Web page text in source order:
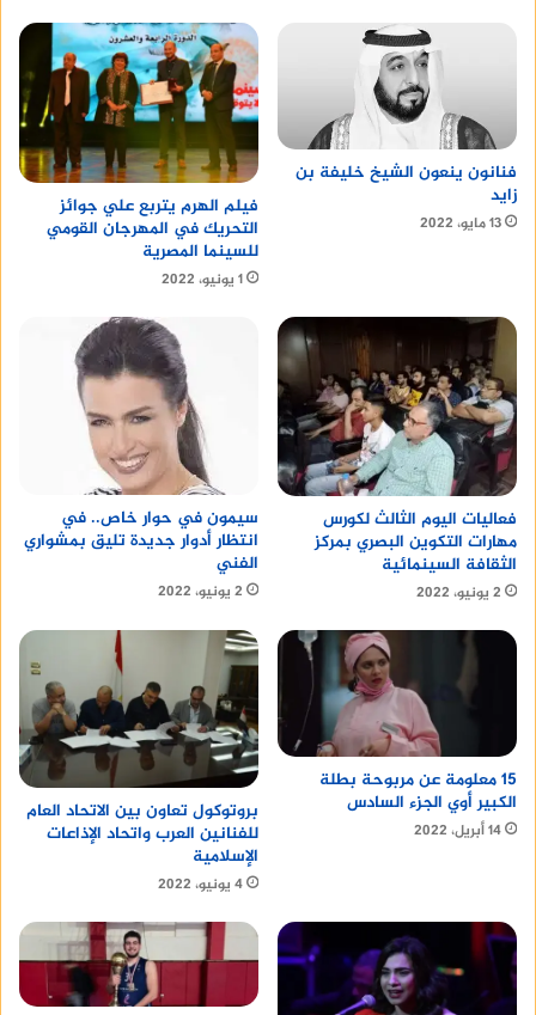
فنانون ينعون الشيخ خليفة بن
زايد
13 مايو، 2022
فيلم الهرم يتربع علي جوائز
التحريك في المهرجان القومي
للسينما المصرية
1 يونيو، 2022
فعاليات اليوم الثالث لكورس
مهارات التكوين البصري بمركز
الثقافة السينمائية
2 يونيو، 2022
سيمون في حوار خاص.. في
انتظار أدوار جديدة تليق بمشواري
الفني
2 يونيو، 2022
15 معلومة عن مربوحة بطلة
الكبير أوي الجزء السادس
14 أبريل، 2022
بروتوكول تعاون بين الاتحاد العام
للفنانين العرب واتحاد الإذاعات
الإسلامية
4 يونيو، 2022